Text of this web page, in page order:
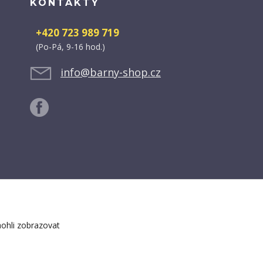
KONTAKTY
+420 723 989 719
(Po-Pá, 9-16 hod.)
info@barny-shop.cz
zobrazovat